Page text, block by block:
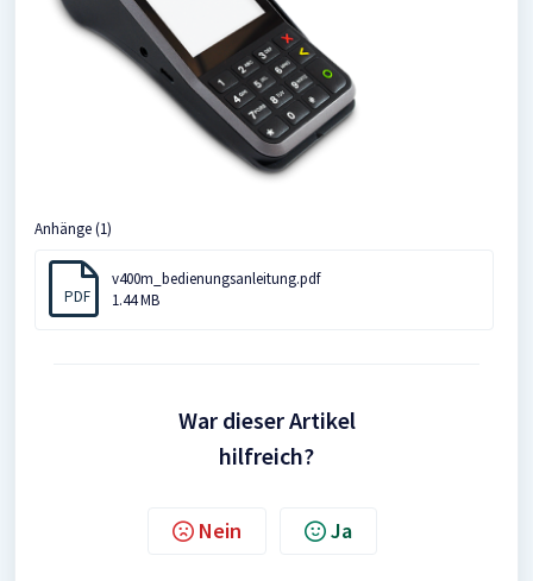
Anhänge (1)
PDF
v400m_bedienungsanleitung.pdf
1.44 MB
War dieser Artikel
hilfreich?
Nein Ja